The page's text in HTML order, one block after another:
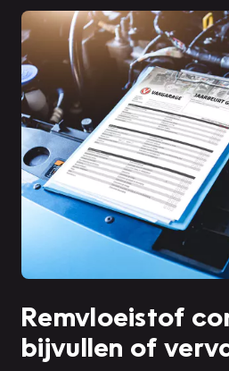
Remvloeistof
bijvullen of